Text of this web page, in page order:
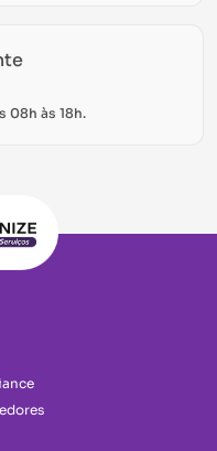
08h às 18h.